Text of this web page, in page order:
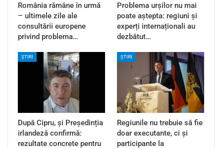
România rămâne în urmă
– ultimele zile ale
consultării europene
privind problema…
Problema urșilor nu mai
poate aștepta: regiuni și
experți internaționali au
dezbătut…
ȘTIRI
După Cipru, și Președinția
irlandeză confirmă:
rezultate concrete pentru
ȘTIRI
Regiunile nu trebuie să fie
doar executante, ci și
participante la